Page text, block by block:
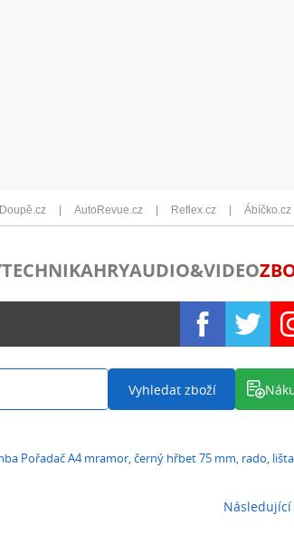
Doupě.cz AutoRevue.cz Reflex.cz Ábíčko.cz
TECHNIKAHRYAUDIO&VIDEO
Vyhledat zboží
Pořadač A4 mramor, černý hřbet 75 mm, rado, lišta